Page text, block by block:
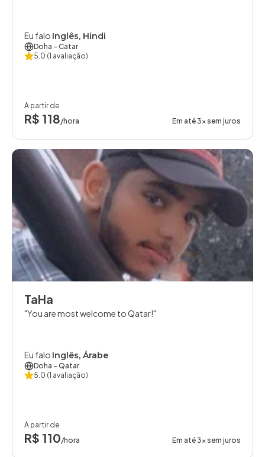
Eu falo Inglês, Hindi
Doha - Catar
5.0 (1 avaliação)
A partir de
R$ 118/hora Em até 3x sem juros
TaHa
You are most welcome to Qatar!
Eu falo Inglês, Árabe
Doha - Qatar
5.0 (1 avaliação)
A partir de
R$ 110/hora Em até 3x sem juros